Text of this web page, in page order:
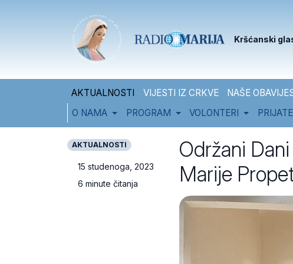
Kršćanski
AKTUALNOSTI VIJESTI IZ CRKVE NAŠE
O NAMA
PROGRAM VOLONTERI
AKTUALNOSTI
15 studenoga, 2023
6 minute čitanja
Održani
Marije